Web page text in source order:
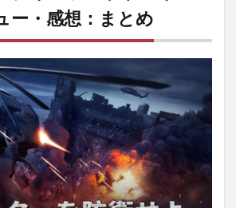
ー・感想：まとめ